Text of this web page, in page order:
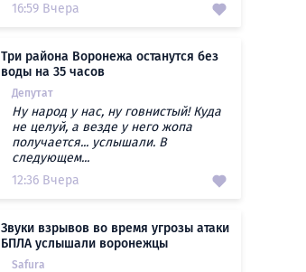
16:59 Вчера
Три района Воронежа останутся без
воды на 35 часов
Депутат
Ну народ у нас, ну говнистый! Куда
не целуй, а везде у него жопа
получается... услышали. В
следующем...
12:36 Вчера
Звуки взрывов во время угрозы атаки
БПЛА услышали воронежцы
Safura